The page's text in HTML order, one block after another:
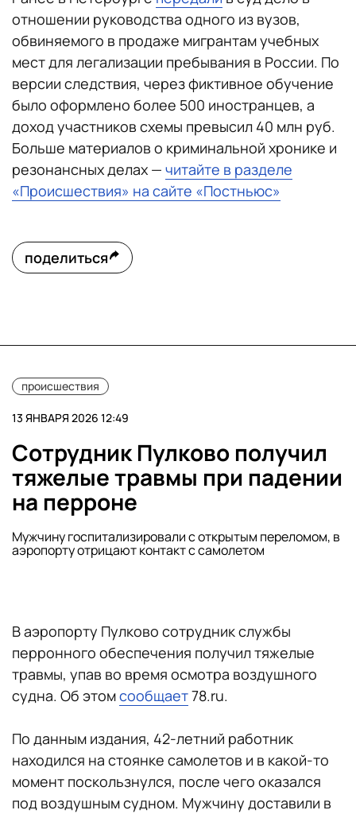
отношении руководства одного из вузов,
обвиняемого в продаже мигрантам учебных
мест для легализации пребывания в России. По
версии следствия, через фиктивное обучение
было оформлено более 500 иностранцев, а
доход участников схемы превысил 40 млн руб.
Больше материалов о криминальной хронике и
резонансных делах — читайте в разделе
«Происшествия» на сайте «Постньюс»
поделиться
происшествия
13 ЯНВАРЯ 2026 12:49
Сотрудник Пулково получил
тяжелые травмы при падении
на перроне
Мужчину госпитализировали с открытым переломом, в
аэропорту отрицают контакт с самолетом
В аэропорту Пулково сотрудник службы
перронного обеспечения получил тяжелые
травмы, упав во время осмотра воздушного
судна. Об этомсообщает78.ru.
По данным издания, 42-летний работник
находился на стоянке самолетов и в какой-то
момент поскользнулся, после чего оказался
под воздушным судном. Мужчину доставили в